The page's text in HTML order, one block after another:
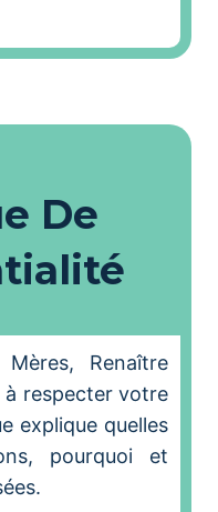
De
Renaître
à respecter votre
explique quelles
pourquoi et